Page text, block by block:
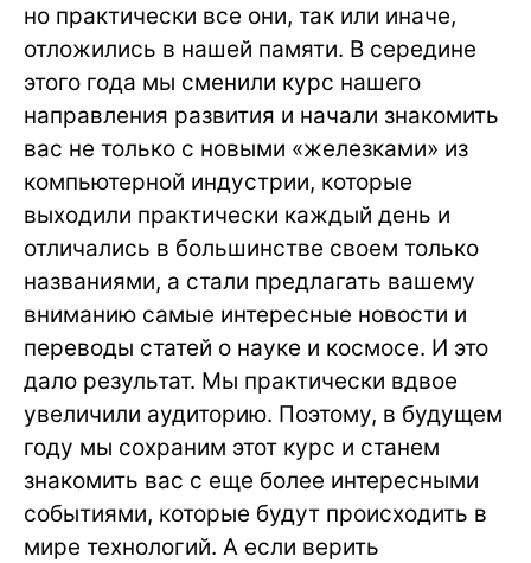
но практически все они, так или иначе,
отложились в нашей памяти. В середине
этого года мы сменили курс нашего
направления развития и начали знакомить
вас не только с новыми «железками» из
компьютерной индустрии, которые
выходили практически каждый день и
отличались в большинстве своем только
названиями, а стали предлагать вашему
вниманию самые интересные новости и
переводы статей о науке и космосе. И это
дало результат. Мы практически вдвое
увеличили аудиторию. Поэтому, в будущем
году мы сохраним этот курс и станем
знакомить вас с еще более интересными
событиями, которые будут происходить в
мире технологий. А если верить